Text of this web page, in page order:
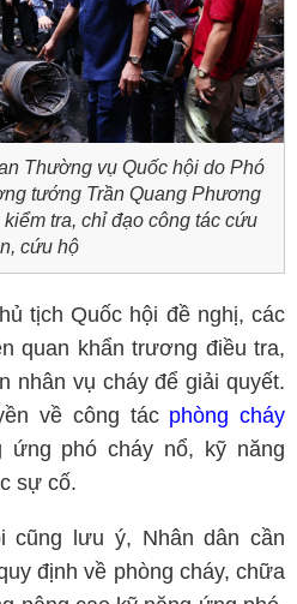
Thường vụ Quốc hội do Phó
tướng Trần Quang Phương
tra, chỉ đạo công tác cứu
cứu hộ
tịch Quốc hội đề nghị, các
quan khẩn trương điều tra,
nhân vụ cháy để giải quyết.
về công tác phòng cháy
phó cháy nổ, kỹ năng
sự cố.
cũng lưu ý, Nhân dân cần
định về phòng cháy, chữa